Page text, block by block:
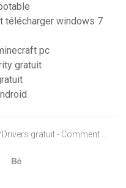
télécharger windows 7
pc
gratuit
gratuit - Comment ...